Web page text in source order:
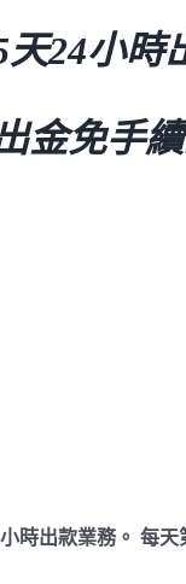
天24小時
金免手
時出款業務。 每